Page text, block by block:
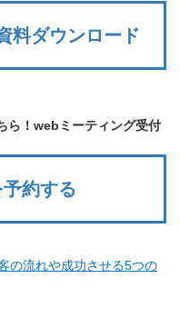
料ダウンロード
ら！webミーティング受付
約する
の流れや成功させる5つの